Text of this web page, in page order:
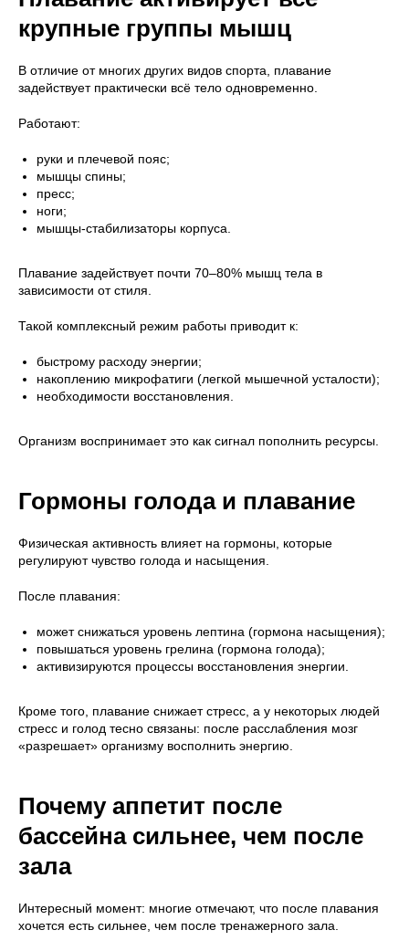
крупные группы мышц
В отличие от многих других видов спорта, плавание
задействует практически всё тело одновременно.
Работают:
руки и плечевой пояс;
мышцы спины;
пресс;
ноги;
мышцы-стабилизаторы корпуса.
Плавание задействует почти 70–80% мышц тела в
зависимости от стиля.
Такой комплексный режим работы приводит к:
быстрому расходу энергии;
накоплению микрофатиги (легкой мышечной усталости);
необходимости восстановления.
Организм воспринимает это как сигнал пополнить ресурсы.
Гормоны голода и плавание
Физическая активность влияет на гормоны, которые
регулируют чувство голода и насыщения.
После плавания:
может снижаться уровень лептина (гормона насыщения);
повышаться уровень грелина (гормона голода);
активизируются процессы восстановления энергии.
Кроме того, плавание снижает стресс, а у некоторых людей
стресс и голод тесно связаны: после расслабления мозг
«разрешает» организму восполнить энергию.
Почему аппетит после
бассейна сильнее, чем после
зала
Интересный момент: многие отмечают, что после плавания
хочется есть сильнее, чем после тренажерного зала.